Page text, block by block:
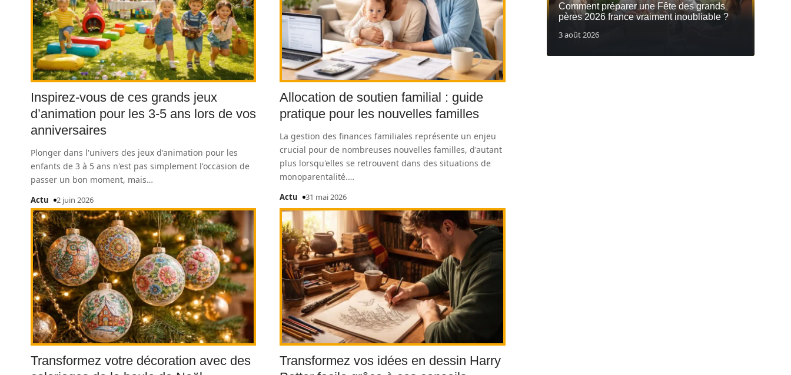
Inspirez-vous de ces grands jeux
d’animation pour les 3-5 ans lors de vos
anniversaires
Plonger dans l'univers des jeux d'animation pour les
enfants de 3 à 5 ans n'est pas simplement l'occasion de
passer un bon moment, mais…
Actu 2 juin 2026
Allocation de soutien familial : guide
pratique pour les nouvelles familles
La gestion des finances familiales représente un enjeu
crucial pour de nombreuses nouvelles familles, d'autant
plus lorsqu'elles se retrouvent dans des situations de
monoparentalité.…
Actu 31 mai 2026
Transformez votre décoration avec des
Transformez vos idées en dessin Harry
Comment préparer une Fête des grands
pères 2026 france vraiment inoubliable ?
3 août 2026